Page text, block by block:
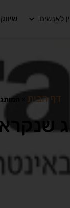
לאנשים
דף הבית
שנקרא